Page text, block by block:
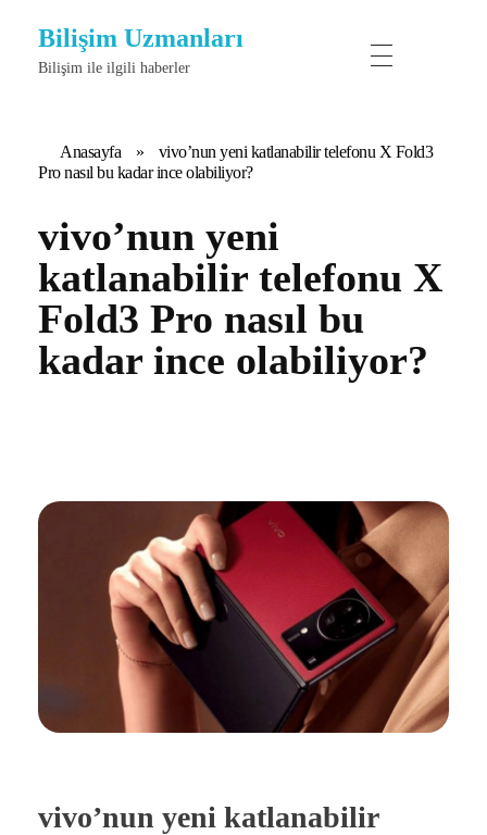
Bilişim Uzmanları
Bilişim ile ilgili haberler
Anasayfa »
vivo’nun yeni katlanabilir telefonu X Fold3
Pro nasıl bu kadar ince olabiliyor?
vivo’nun yeni
katlanabilir telefonu X
Fold3 Pro nasıl bu
kadar ince olabiliyor?
vivo’nun yeni katlanabilir